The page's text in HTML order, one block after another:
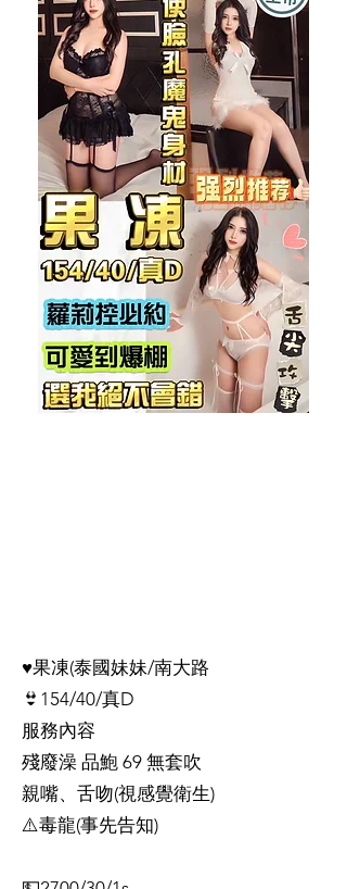
♥️果凍(泰國妹妹/南大路
👙154/40/真D
服務內容
殘廢澡 品鮑 69 無套吹
親嘴、舌吻(視感覺衛生)
⚠️毒龍(事先告知)